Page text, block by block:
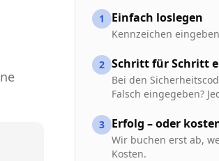
1 Einfach loslegen
Kennzeichen
2 Schritt für Schritt
Bei den
Falsch eingegeben?
3 Erfolg – oder
Wir buchen erst ab,
Kosten.